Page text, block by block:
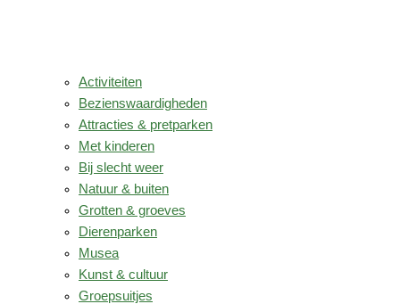
Activiteiten
Bezienswaardigheden
Attracties & pretparken
Met kinderen
Bij slecht weer
Natuur & buiten
Grotten & groeves
Dierenparken
Musea
Kunst & cultuur
Groepsuitjes